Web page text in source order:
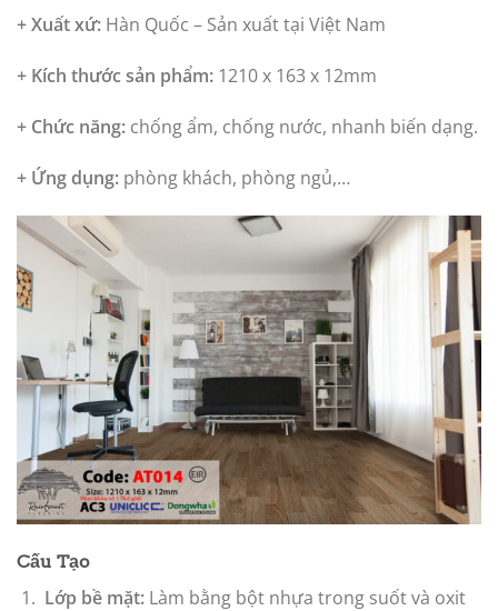
+ Xuất xứ: Hàn Quốc – Sản xuất tại Việt Nam
+ Kích thước sản phẩm: 1210 x 163 x 12mm
+ Chức năng: chống ẩm, chống nước, nhanh biến dạng.
+ Ứng dụng: phòng khách, phòng ngủ,…
Cấu Tạo
Lớp bề mặt:Làm bằng bột nhựa trong suốt và oxit